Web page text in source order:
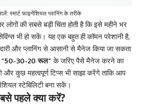
स्मार्ट फाइनेंशियल प्लानिंग के तरीके
लोगों की सबसे बड़ी चिंता होती है कि इसे महीने भर
भी हो सकें। यह एक बहुत ही कॉमन परेशानी है,
और प्लानिंग से आसानी से मैनेज किया जा सकता
30-20 रूल” के जरिए पैसे मैनेज करने का
कुछ महत्वपूर्ण टिप्स भी साझा करेंगे ताकि आप
स्टेबिलिटी बना सकें।
पहले क्या करें?